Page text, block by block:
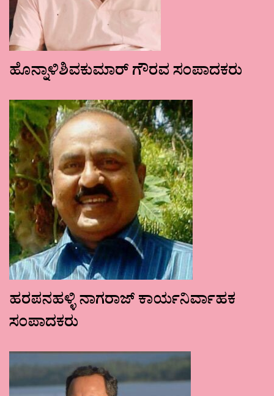
ಹೊನ್ನಾಳಿಶಿವಕುಮಾರ್ ಗೌರವ ಸಂಪಾದಕರು
ಹರಪನಹಳ್ಳಿ ನಾಗರಾಜ್ ಕಾರ್ಯನಿರ್ವಾಹಕ
ಸಂಪಾದಕರು